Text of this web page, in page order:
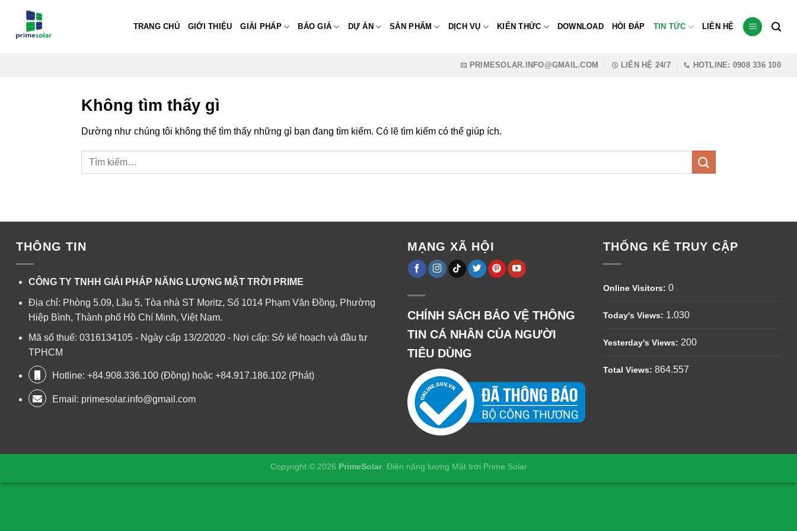
TRANG CHỦ GIỚI THIỆU GIẢI PHÁP BÁO GIÁ DỰ ÁN SẢN PHẨM DỊCH VỤ KIẾN THỨC DOWNLOAD HỎI ĐÁP TIN TỨC LIÊN HỆ
PRIMESOLAR.INFO@GMAIL.COM LIÊN HỆ 24/7 HOTLINE: 0908 336 100
Không tìm thấy gì
Dường như chúng tôi không thể tìm thấy những gì bạn đang tìm kiếm. Có lẽ tìm kiếm có thể giúp ích.
THÔNG TIN
CÔNG TY TNHH GIẢI PHÁP NĂNG LƯỢNG MẶT TRỜI PRIME
Địa chỉ: Phòng 5.09, Lầu 5, Tòa nhà ST Moritz, Số 1014 Phạm Văn Đồng, Phường
Hiệp Bình, Thành phố Hồ Chí Minh, Việt Nam.
Mã số thuế: 0316134105 - Ngày cấp 13/2/2020 - Nơi cấp: Sở kế hoạch và đầu tư
TPHCM
Hotline: +84.908.336.100 (Đồng) hoặc +84.917.186.102 (Phát)
Email: primesolar.info@gmail.com
MẠNG XÃ HỘI
CHÍNH SÁCH BẢO VỆ THÔNG
TIN CÁ NHÂN CỦA NGƯỜI
TIÊU DÙNG
THỐNG KÊ TRUY CẬP
Online Visitors: 0
Today's Views: 1.030
Yesterday's Views: 200
Total Views: 864.557
Copyright © 2026 PrimeSolar. Điện năng lượng Mặt trời Prime Solar